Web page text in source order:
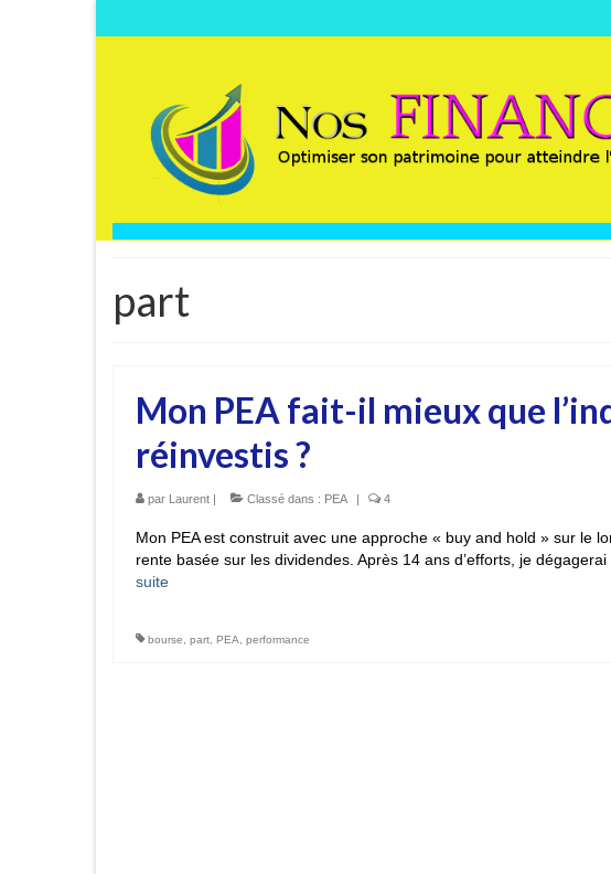
part
Mon PEA fait-il mieux que
réinvestis ?
par Laurent Classé dans : PEA 4
Mon PEA est construit avec une approche « buy and hold » sur le
rente basée sur les dividendes. Après 14 ans d’efforts, je
suite­­
bourse, part, PEA, performance